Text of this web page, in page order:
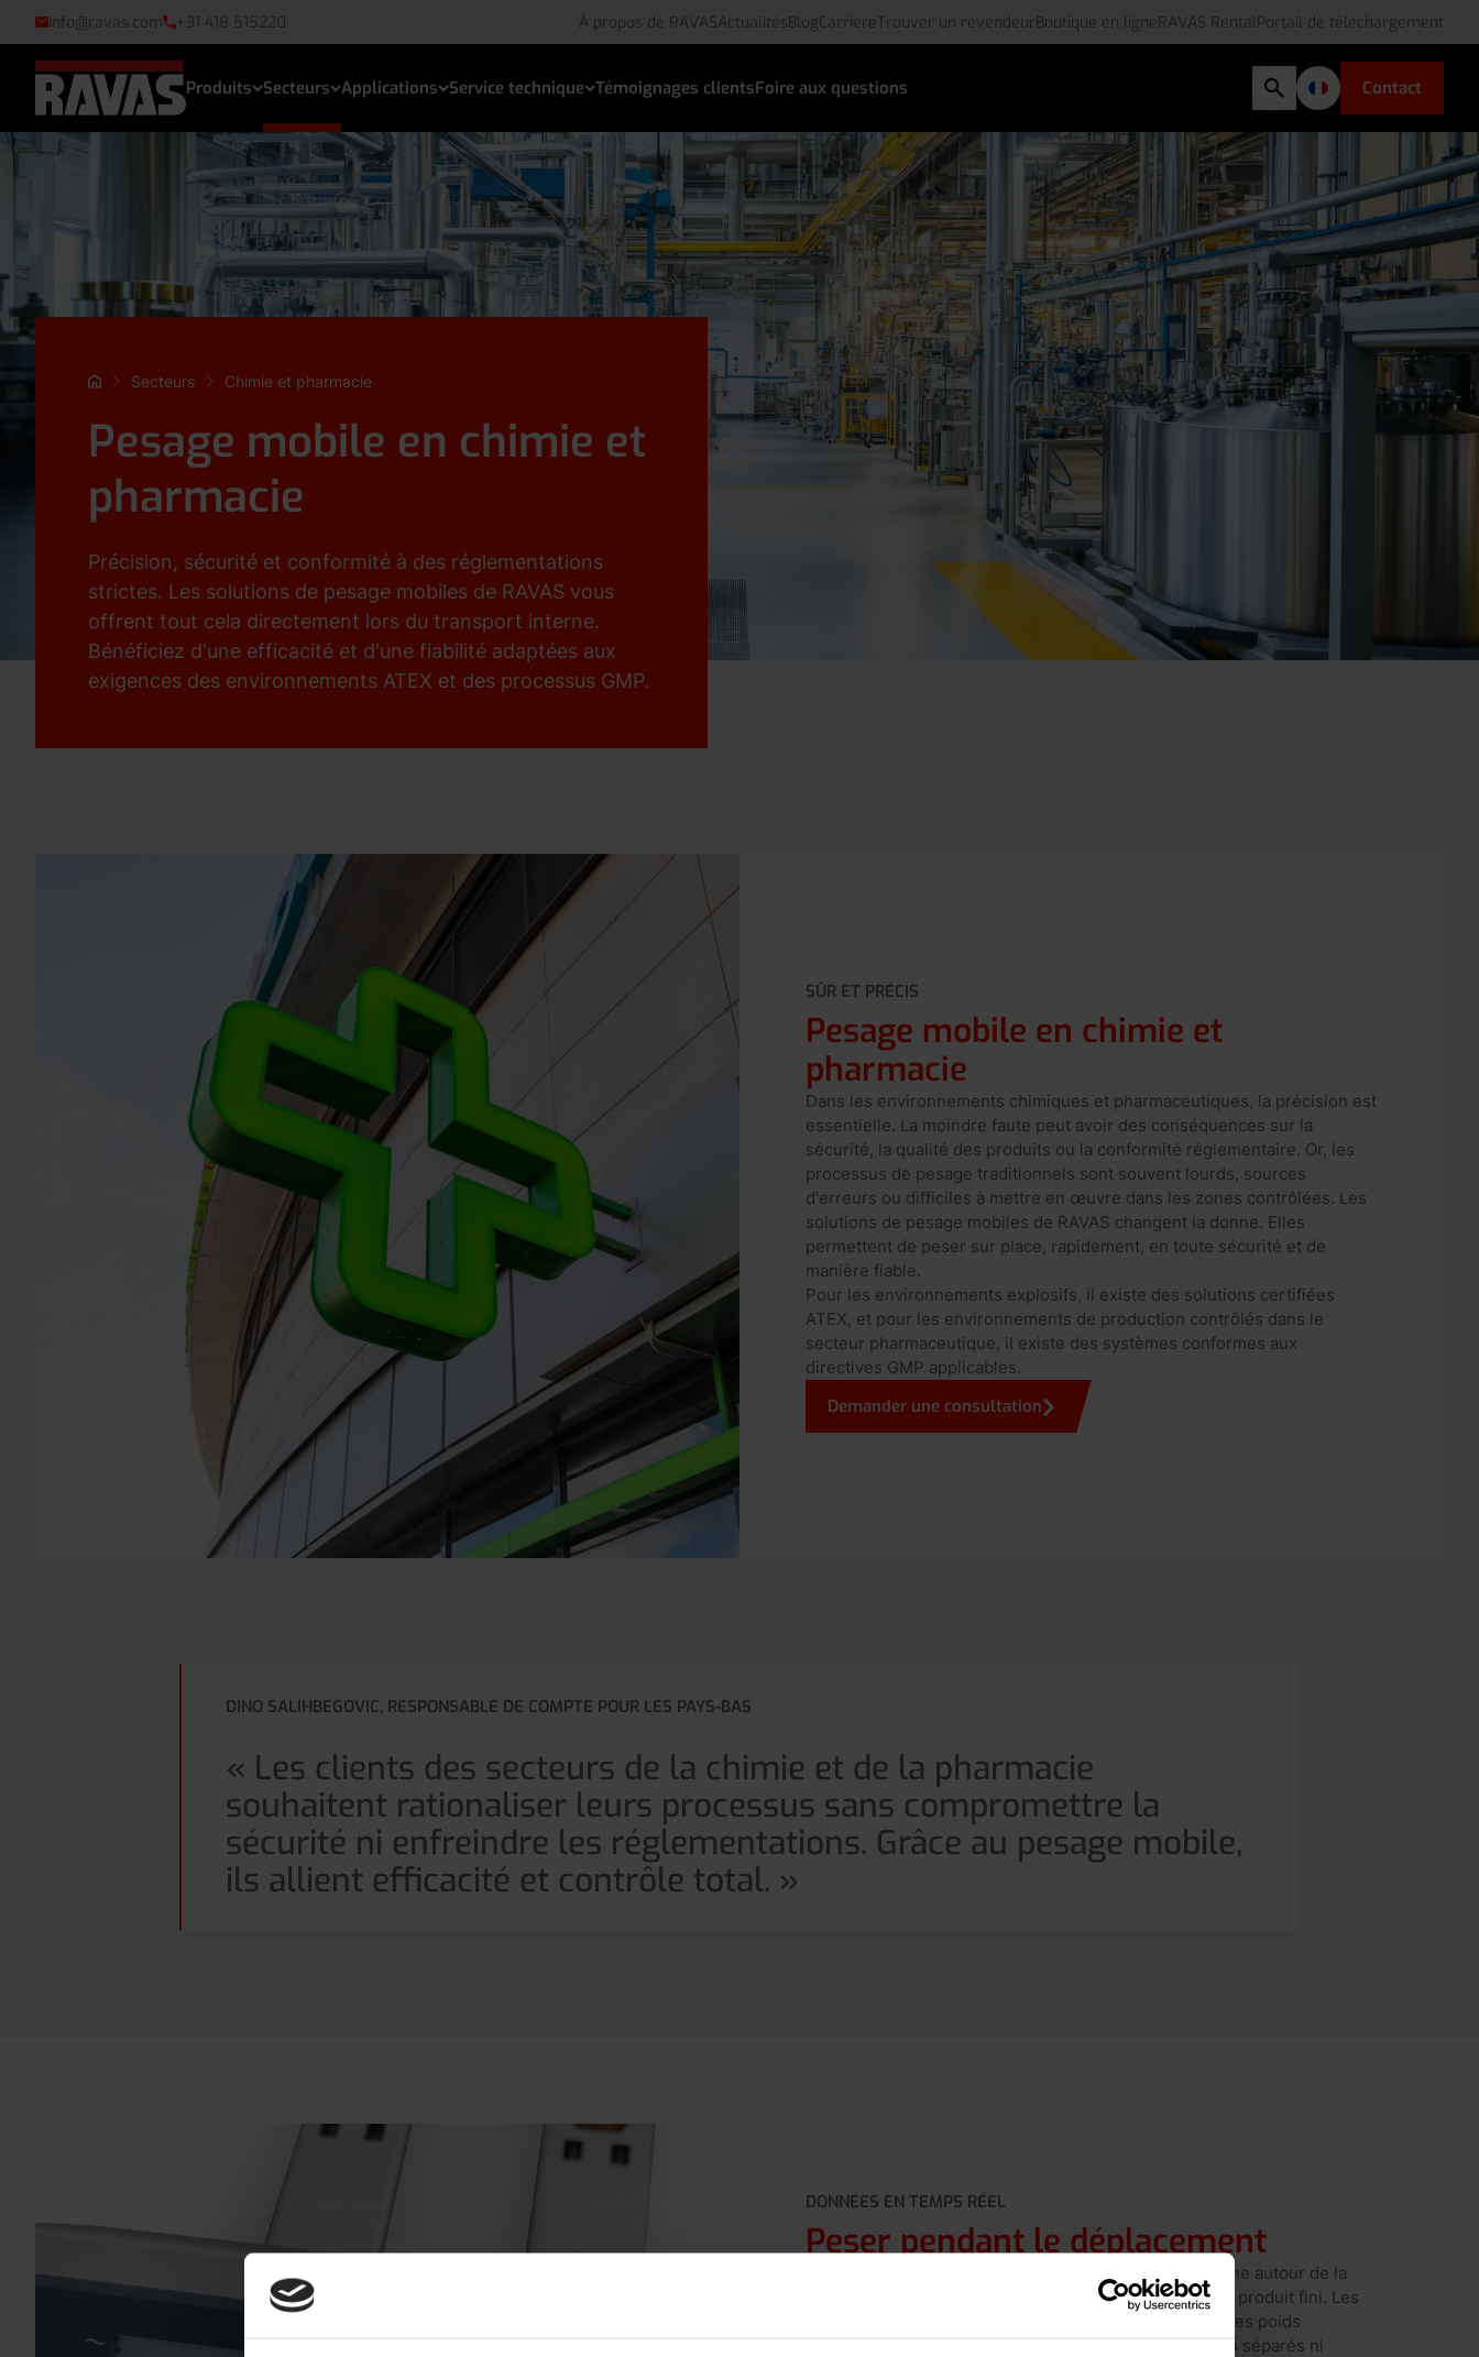
info@ravas.com +31 418 515220 À propos de RAVASActualitésBlogCarrière Trouver un revendeurBoutique en ligneRAVAS RentalPortail de téléchargement
Produits Secteurs Applications Service technique Témoignages clientsFoire aux questions Contact
Secteurs Chimie et pharmacie
Pesage mobile en chimie et
pharmacie
Précision, sécurité et conformité à des réglementations
strictes. Les solutions de pesage mobiles de RAVAS vous
offrent tout cela directement lors du transport interne.
Bénéficiez d'une efficacité et d'une fiabilité adaptées aux
exigences des environnements ATEX et des processus GMP.
SÛR ET PRÉCIS
Pesage mobile en chimie et
pharmacie
Dans les environnements chimiques et pharmaceutiques, la précision est
essentielle. La moindre faute peut avoir des conséquences sur la
sécurité, la qualité des produits ou la conformité réglementaire. Or, les
processus de pesage traditionnels sont souvent lourds, sources
d'erreurs ou difficiles à mettre en œuvre dans les zones contrôlées. Les
solutions de pesage mobiles de RAVAS changent la donne. Elles
permettent de peser sur place, rapidement, en toute sécurité et de
manière fiable.
Pour les environnements explosifs, il existe des solutions certifiées
ATEX, et pour les environnements de production contrôlés dans le
secteur pharmaceutique, il existe des systèmes conformes aux
directives GMP applicables.
Demander une consultation
DINO SALIHBEGOVIC, RESPONSABLE DE COMPTE POUR LES PAYS-BAS
« Les clients des secteurs de la chimie et de la pharmacie
souhaitent rationaliser leurs processus sans compromettre la
sécurité ni enfreindre les réglementations. Grâce au pesage mobile,
ils allient efficacité et contrôle total. »
DONNÉES EN TEMPS RÉEL
Peser pendant le déplacement
Dans le secteur chimique et pharmaceutique, tout tourne autour de la
maniabilité : de la réception des matières premières au produit fini. Les
solutions de pesage mobiles permettent d'enregistrer les poids
directement lors des mouvements internes, sans arrêts séparés ni